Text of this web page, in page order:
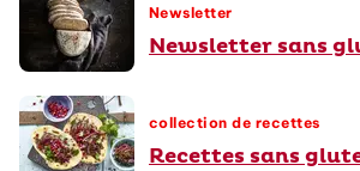
Newsletter
Newsletter sans
collection de recettes
Recettes sans